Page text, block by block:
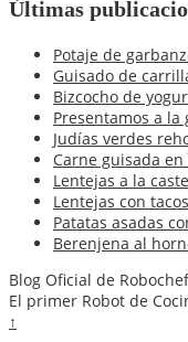
Últimas
Potaje de
Guisado de
Bizcocho de
Presentamos a
Judías verdes
Carne guisada en
Lentejas a la
Lentejas con
Patatas asadas
Berenjena al
Blog Oficial de Robochef
El primer Robot de
↑